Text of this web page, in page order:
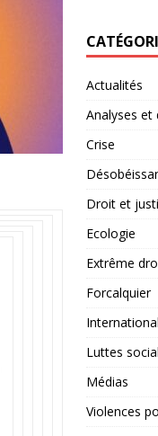
Actualités
Analyses et
Crise
Droit et
Ecologie
Extrême
Forcalquier
International
Luttes
Médias
Violences